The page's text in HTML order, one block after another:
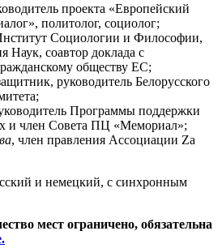
проекта «Европейский
политолог, социолог;
Социологии и Философии,
Наук, соавтор доклада с
обществу ЕС;
руководитель Белорусского
Программы поддержки
и член Совета ПЦ «Мемориал»;
, член правления Ассоциации Za
и немецкий, с синхронным
мест ограничено, обязательна